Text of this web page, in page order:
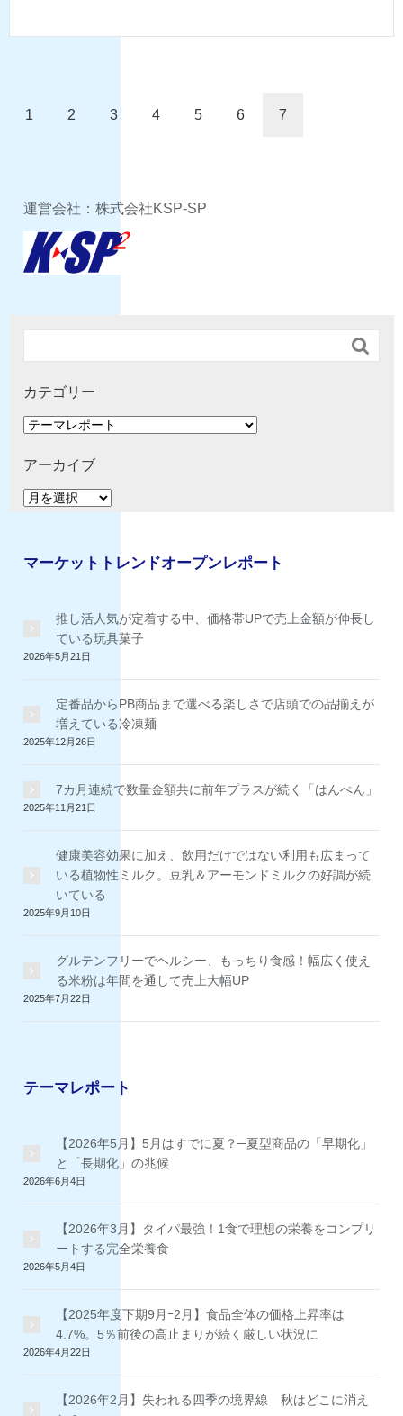
1 2 3 4 5 6 7
運営会社：株式会社KSP-SP

カテゴリー
カ
ゴ
ー
アーカイブ
ア
イ
マーケットトレンドオープンレポート
推し活人気が定着する中、価格帯UPで売上金額が伸長し
ている玩具菓子
2026年5月21日
定番品からPB商品まで選べる楽しさで店頭での品揃えが
増えている冷凍麺
2025年12月26日
7カ月連続で数量金額共に前年プラスが続く「はんぺん」
2025年11月21日
健康美容効果に加え、飲用だけではない利用も広まって
いる植物性ミルク。豆乳＆アーモンドミルクの好調が続
いている
2025年9月10日
グルテンフリーでヘルシー、もっちり食感！幅広く使え
る米粉は年間を通して売上大幅UP
2025年7月22日
テーマレポート
【2026年5月】5月はすでに夏？─夏型商品の「早期化」
と「長期化」の兆候
2026年6月4日
【2026年3月】タイパ最強！1食で理想の栄養をコンプリ
ートする完全栄養食
2026年5月4日
【2025年度下期9月ｰ2月】食品全体の価格上昇率は
4.7%。5％前後の高止まりが続く厳しい状況に
2026年4月22日
【2026年2月】失われる四季の境界線 秋はどこに消え